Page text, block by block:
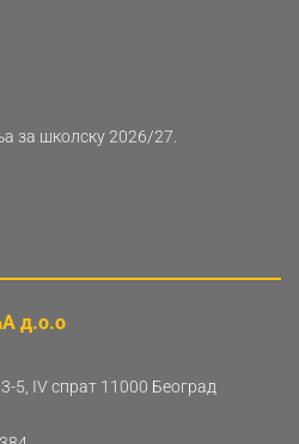
за школску 2026/27.
д.о.о
5, IV спрат 11000 Београд